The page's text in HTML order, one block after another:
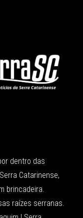
dentro das
Catarinense,
brincadeira.
raízes serranas.